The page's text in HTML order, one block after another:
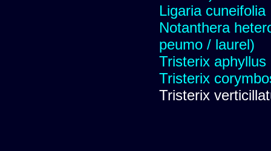
Ligaria cuneifolia
Notanthera
peumo / laurel)
Tristerix aphyllus
Tristerix
Tristerix